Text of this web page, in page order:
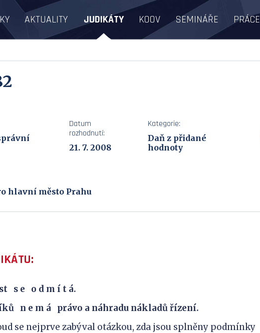
AKTUALITY JUDIKÁTY KOOV SEMINÁŘE PRÁCE
Datum
rozhodnutí:
21. 7. 2008
Kategorie:
Daň z přidané
hodnoty
hlavní město Prahu
s e o d m í t á.
n e m á právo a náhradu nákladů řízení.
se nejprve zabýval otázkou, zda jsou splněny podmínky